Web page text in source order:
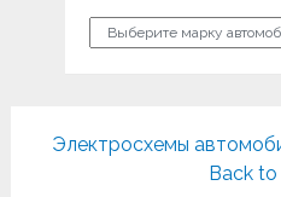
Схемы
Электросхемы
Back to